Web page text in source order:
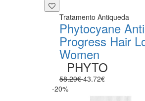
Tratamento Antiqueda
Phytocyane Anti
Progress Hair
Women
PHYTO
58.29€43.72€
-20%